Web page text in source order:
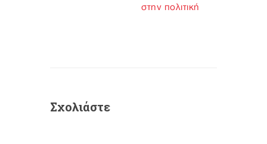
στην πολιτική
Σχολιάστε